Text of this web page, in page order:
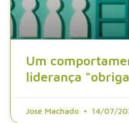
Um
liderança
José Machado 14/07/